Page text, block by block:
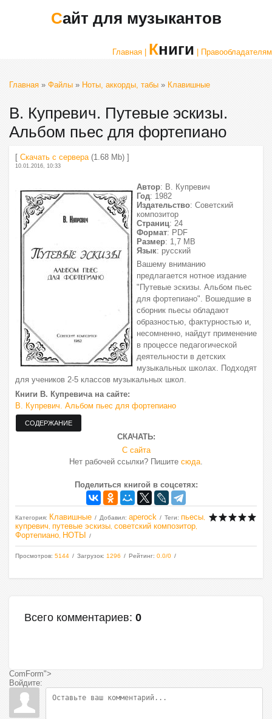
Сайт для музыкантов
Главная | Книги | Правообладателям
Главная » Файлы » Ноты, аккорды, табы » Клавишные
В. Купревич. Путевые эскизы.
Альбом пьес для фортепиано
[ Скачать с сервера(1.68 Mb) ]
10.01.2016, 10:33
Автор: В. Купревич
Год: 1982
Издательство: Советский
композитор
Страниц: 24
Формат: PDF
Размер: 1,7 МВ
Язык: русский
Вашему вниманию
предлагается нотное издание
"Путевые эскизы. Альбом пьес
для фортепиано". Вошедшие в
сборник пьесы обладают
образностью, фактурностью и,
несомненно, найдут применение
в процессе педагогической
деятельности в детских
музыкальных школах. Подходят
для учеников 2-5 классов музыкальных школ.
Книги В. Купревича на сайте:
В. Купревич. Альбом пьес для фортепиано
СКАЧАТЬ:
С сайта
Нет рабочей ссылки? Пишите сюда.
Поделиться книгой в соцсетях:
Категория: Клавишные Добавил: aperock Теги: пьесы
купревич путевые эскизы советский композитор
Фортепиано НОТЫ
Просмотров: 5144 Загрузок: 1296 Рейтинг: 0.0/0
Всего комментариев: 0
ComForm">
Войдите: